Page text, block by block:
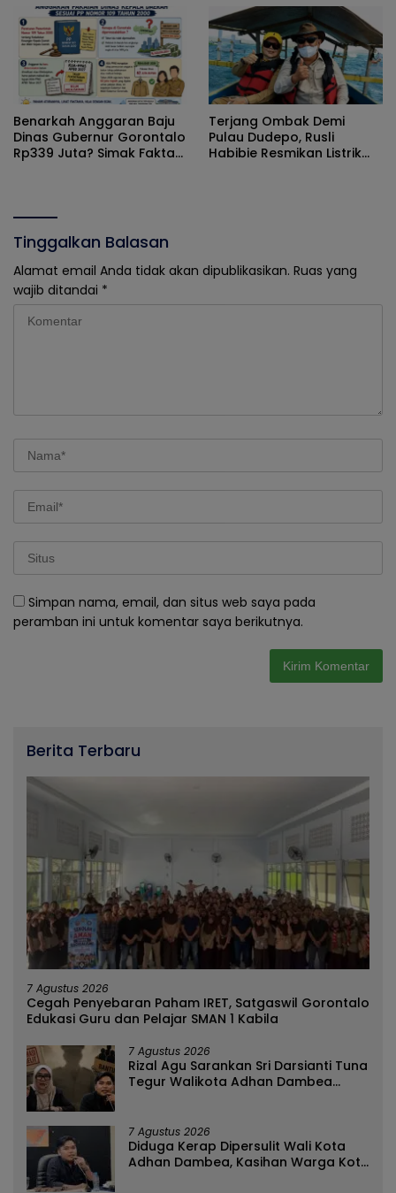
Masker
Benarkah Anggaran Baju
Dinas Gubernur Gorontalo
Rp339 Juta? Simak Fakta
Terjang Ombak Demi
Pulau Dudepo, Rusli
Habibie Resmikan Listrik
Tinggalkan Balasan
Alamat email Anda tidak akan dipublikasikan. Ruas yang
wajib ditandai *
Simpan nama, email, dan situs web saya pada
peramban ini untuk komentar saya berikutnya.
Berita Terbaru
7 Agustus 2026
Cegah Penyebaran Paham IRET, Satgaswil Gorontalo
Edukasi Guru dan Pelajar SMAN 1 Kabila
7 Agustus 2026
Rizal Agu Sarankan Sri Darsianti Tuna
Tegur Walikota Adhan Dambea
7 Agustus 2026
Diduga Kerap Dipersulit Wali Kota
Adhan Dambea, Kasihan Warga Kota